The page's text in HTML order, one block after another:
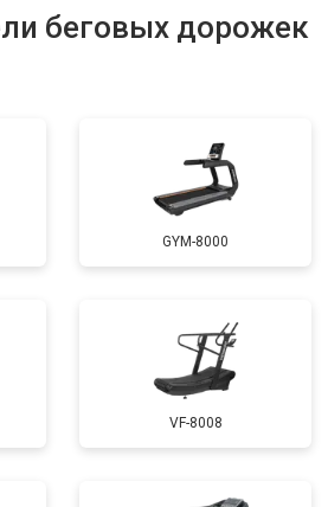
беговых дорожек
GYM-8000
VF-8008